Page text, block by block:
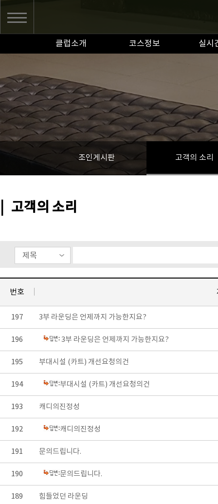
클럽소개 코스정보 실시
조인게시판 고객의 소리
고객의 소리
번호
197 3부 라운딩은 언제까지 가능한지요?
196 3부 라운딩은 언제까지 가능한지요?
195 부대시설 (카트) 개선요청의건
194 부대시설 (카트) 개선요청의건
193 캐디의진정성
192 캐디의진정성
191 문의드립니다.
190 문의드립니다.
189 힘들었던 라운딩